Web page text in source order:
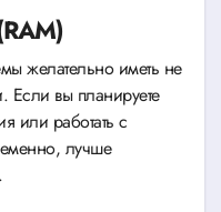
желательно иметь не
Если вы планируете
или работать с
лучше